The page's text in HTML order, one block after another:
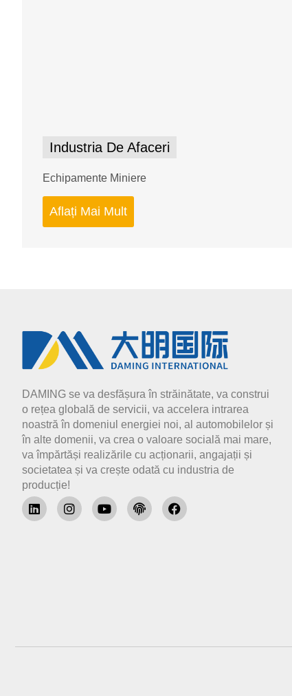
Industria De Afaceri
Echipamente Miniere
Aflați Mai Mult
DAMING se va desfășura în străinătate, va construi
o rețea globală de servicii, va accelera intrarea
noastră în domeniul energiei noi, al automobilelor și
în alte domenii, va crea o valoare socială mai mare,
va împărtăși realizările cu acționarii, angajații și
societatea și va crește odată cu industria de
producție!